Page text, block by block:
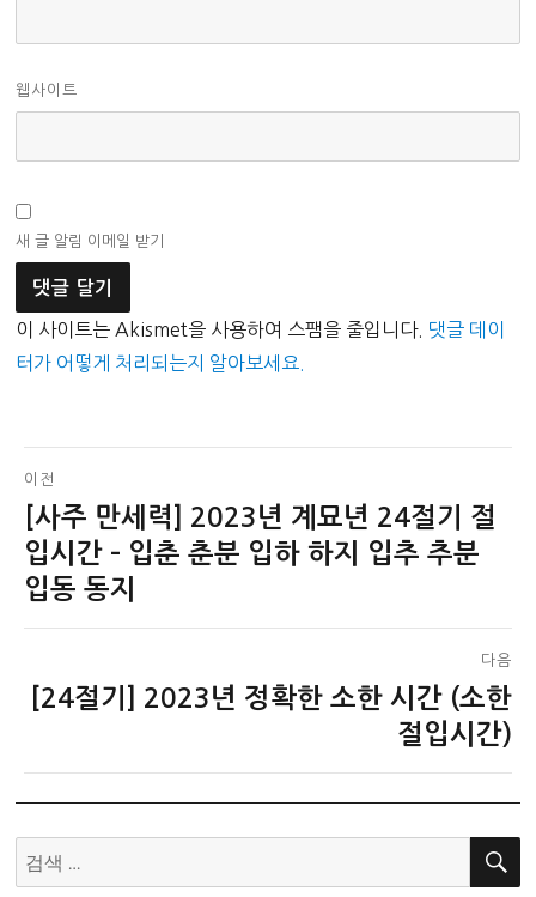
웹사이트
새 글 알림 이메일 받기
이 사이트는 Akismet을 사용하여 스팸을 줄입니다. 댓글 데이
터가 어떻게 처리되는지 알아보세요.
글
탐
색
이전
이
전
글:
[사주 만세력] 2023년 계묘년 24절기 절
입시간 – 입춘 춘분 입하 하지 입추 추분
입동 동지
다음
[24절기] 2023년 정확한 소한 시간 (소한
절입시간)
검
색:
검